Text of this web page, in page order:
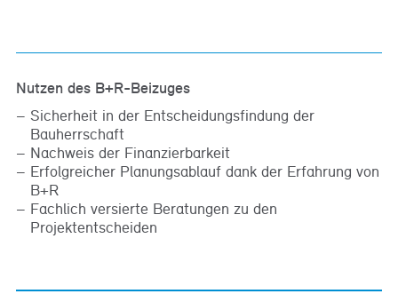
Nutzen des B+R-Beizuges
Sicherheit in der Entscheidungsfindung der
Bauherrschaft
Nachweis der Finanzierbarkeit
Erfolgreicher Planungsablauf dank der Erfahrung von
B+R
Fachlich versierte Beratungen zu den
Projektentscheiden